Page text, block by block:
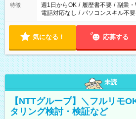
特徴 週1日からOK / 履歴書不要 / 副業
電話対応なし / パソコンスキル不要
気になる！ 応募する
未読
【NTTグループ】＼フルリモ
タリング検討・検証など